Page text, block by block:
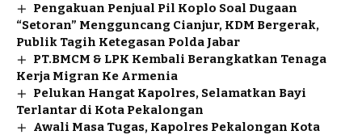
Pengakuan Penjual Pil Koplo Soal Dugaan
“Setoran” Mengguncang Cianjur, KDM Bergerak,
Publik Tagih Ketegasan Polda Jabar
PT.BMCM & LPK Kembali Berangkatkan Tenaga
Kerja Migran Ke Armenia
Pelukan Hangat Kapolres, Selamatkan Bayi
Terlantar di Kota Pekalongan
Awali Masa Tugas, Kapolres Pekalongan Kota